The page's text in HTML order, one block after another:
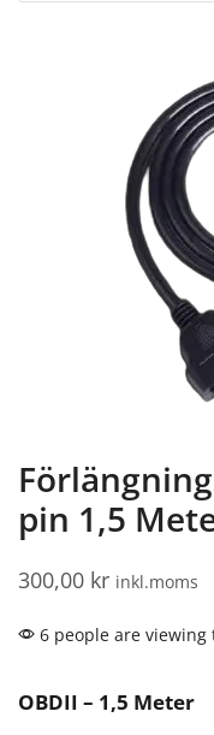
pin 1,5
300,00 kr inkl.moms
6 people are
OBDII – 1,5 Meter